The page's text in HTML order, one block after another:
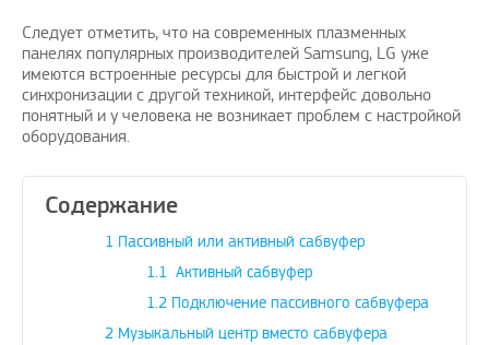
вашему
проблем с
услуг…
Поздравляю, отличная идея и
avenue17 | 16.8.2023
Дадада
Следует отметить, что на современных плазменных
панелях популярных производителей Samsung, LG уже
имеются встроенные ресурсы для быстрой и легкой
синхронизации с другой техникой, интерфейс довольно
понятный и у человека не возникает проблем с настройкой
оборудования.
Содержание
1 Пассивный или активный сабвуфер
1.1 Активный сабвуфер
1.2Подключение пассивного сабвуфера
2 Музыкальный центр вместо сабвуфера